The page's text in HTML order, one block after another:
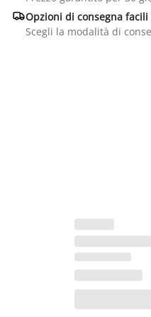
Opzioni di consegna facili
Scegli la modalità di